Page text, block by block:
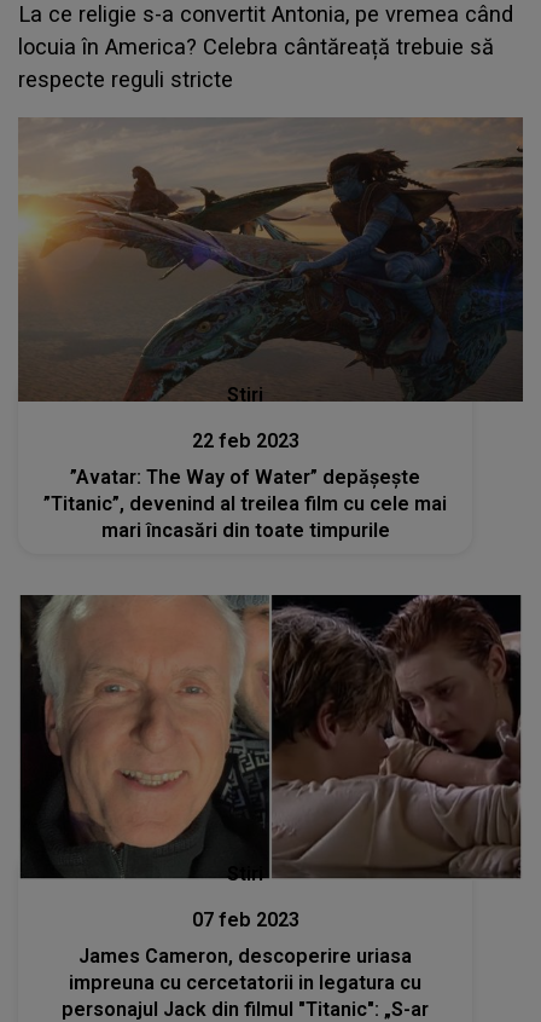
La ce religie s-a convertit Antonia, pe vremea când
locuia în America? Celebra cântăreață trebuie să
respecte reguli stricte
Stiri
22 feb 2023
”Avatar: The Way of Water” depășește
”Titanic”, devenind al treilea film cu cele mai
mari încasări din toate timpurile
Stiri
07 feb 2023
James Cameron, descoperire uriasa
impreuna cu cercetatorii in legatura cu
personajul Jack din filmul "Titanic": „S-ar